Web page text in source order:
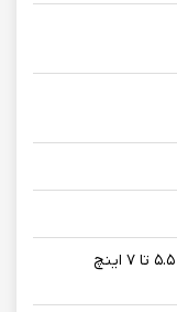
سازگار با گوشی‌های بین ۵.۵ تا ۷ اینچ